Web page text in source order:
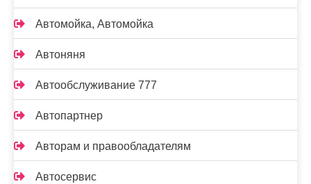
Автомойка, Автомойка
Автоняня
Автообслуживание 777
Автопартнер
Авторам и правообладателям
Автосервис